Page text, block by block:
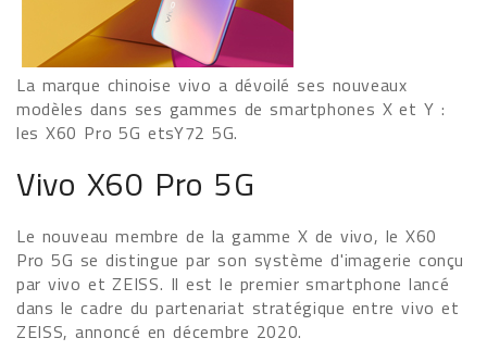
La marque chinoise vivo a dévoilé ses nouveaux
modèles dans ses gammes de smartphones X et Y :
les X60 Pro 5G etsY72 5G.
Vivo X60 Pro 5G
Le nouveau membre de la gamme X de vivo, le X60
Pro 5G se distingue par son système d'imagerie conçu
par vivo et ZEISS. Il est le premier smartphone lancé
dans le cadre du partenariat stratégique entre vivo et
ZEISS, annoncé en décembre 2020.